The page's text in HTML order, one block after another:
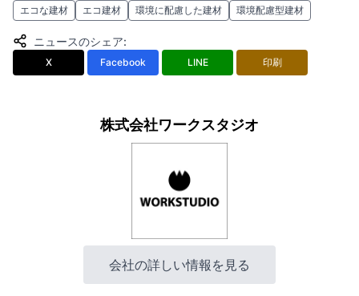
エコな建材 エコ建材 環境に配慮した建材 環境配慮型建材
ニュースのシェア:
X Facebook LINE 印刷
株式会社ワークスタジオ
会社の詳しい情報を見る